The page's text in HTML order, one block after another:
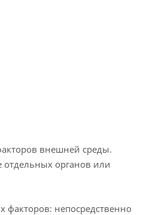
внешней среды.
отдельных органов или
факторов: непосредственно